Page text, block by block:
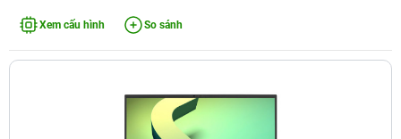
Xem cấu hình So sánh